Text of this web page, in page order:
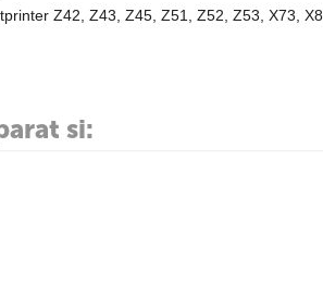
Z42, Z43, Z45, Z51, Z52, Z53, X73,
si: